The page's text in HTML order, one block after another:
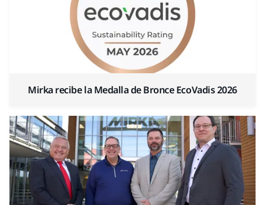
Mirka recibe la Medalla de Bronce EcoVadis 2026